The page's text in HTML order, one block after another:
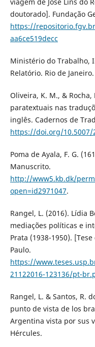
viagem de José Lins do
doutorado]. Fundação
https://
aa6ce519decc
Ministério do Trabalho,
Relatório. Rio de Janeiro.
Oliveira, K. M., & Rocha,
paratextuais nas
inglês. Cadernos de
https://doi.org/10.5007/
Poma de Ayala, F. G.
Manuscrito.
http://www5.kb.dk/
open=id2971047.
Rangel, L. (2016). Lídia
mediações políticas e
Prata (1938-1950).
Paulo.
https://
21122016-123136/pt-
Rangel, L. & Santos, R.
punto de vista de los
Argentina vista por sus
Hércules.